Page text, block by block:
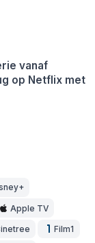
vanaf
op Netflix met
Apple TV
Film1